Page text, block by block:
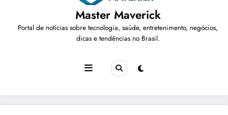
Master Maverick
Portal de notícias sobre tecnologia, saúde, entretenimento, negócios,
dicas e tendências no Brasil.